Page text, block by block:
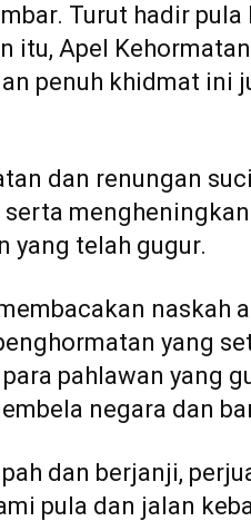
Turut hadir
itu, Apel
penuh khidmat ini
dan renungan
serta
yang telah gugur.
naskah
yang
pahlawan yang
negara dan
dan berjanji,
pula dan jalan